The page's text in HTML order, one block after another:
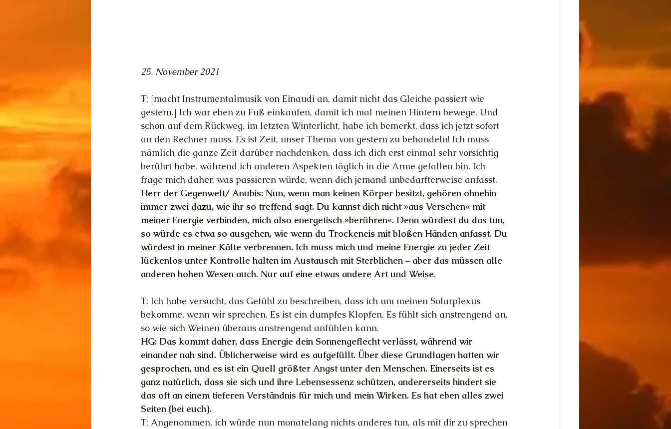
25. November 2021
T: [macht Instrumentalmusik von Einaudi an, damit nicht das Gleiche passiert wie
gestern.] Ich war eben zu Fuß einkaufen, damit ich mal meinen Hintern bewege. Und
schon auf dem Rückweg, im letzten Winterlicht, habe ich bemerkt, dass ich jetzt sofort
an den Rechner muss. Es ist Zeit, unser Thema von gestern zu behandeln! Ich muss
nämlich die ganze Zeit darüber nachdenken, dass ich dich erst einmal sehr vorsichtig
berührt habe, während ich anderen Aspekten täglich in die Arme gefallen bin. Ich
frage mich daher, was passieren würde, wenn dich jemand unbedarfterweise anfasst.
Herr der Gegenwelt/ Anubis: Nun, wenn man keinen Körper besitzt, gehören ohnehin
immer zwei dazu, wie ihr so treffend sagt. Du kannst dich nicht »aus Versehen« mit
meiner Energie verbinden, mich also energetisch »berühren«. Denn würdest du das tun,
so würde es etwa so ausgehen, wie wenn du Trockeneis mit bloßen Händen anfasst. Du
würdest in meiner Kälte verbrennen. Ich muss mich und meine Energie zu jeder Zeit
lückenlos unter Kontrolle halten im Austausch mit Sterblichen – aber das müssen alle
anderen hohen Wesen auch. Nur auf eine etwas andere Art und Weise.
T: Ich habe versucht, das Gefühl zu beschreiben, dass ich um meinen Solarplexus
bekomme, wenn wir sprechen. Es ist ein dumpfes Klopfen. Es fühlt sich anstrengend an,
so wie sich Weinen überaus anstrengend anfühlen kann.
HG: Das kommt daher, dass Energie dein Sonnengeflecht verlässt, während wir
einander nah sind. Üblicherweise wird es aufgefüllt. Über diese Grundlagen hatten wir
gesprochen, und es ist ein Quell größter Angst unter den Menschen. Einerseits ist es
ganz natürlich, dass sie sich und ihre Lebensessenz schützen, andererseits hindert sie
das oft an einem tieferen Verständnis für mich und mein Wirken. Es hat eben alles zwei
Seiten (bei euch).
T: Angenommen, ich würde nun monatelang nichts anderes tun, als mit dir zu sprechen